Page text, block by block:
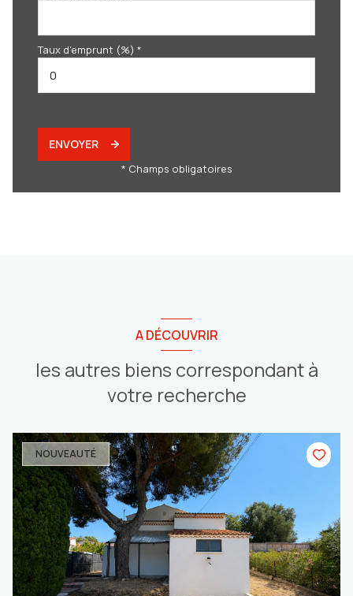
Taux d'emprunt (%) *
ENVOYER
* Champs obligatoires
A DÉCOUVRIR
les autres biens correspondant à
votre recherche
NOUVEAUTÉ